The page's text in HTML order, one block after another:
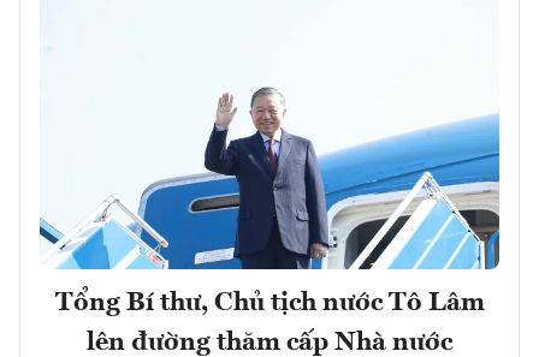
Tổng Bí thư, Chủ tịch nước Tô Lâm
lên đường thăm cấp Nhà nước